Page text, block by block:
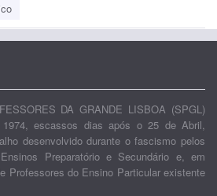
DA GRANDE LISBOA (SPGL)
escassos dias após o 25 de Abril,
desenvolvido durante o fascismo pelos
Preparatório e Secundário e, em
Professores do Ensino Particular existente